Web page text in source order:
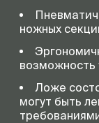
ножных
возможность
Ложе
могут быть